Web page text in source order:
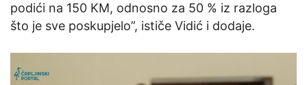
podići na 150 KM, odnosno za 50 % iz razloga
što je sve poskupjelo”, ističe Vidić i dodaje.